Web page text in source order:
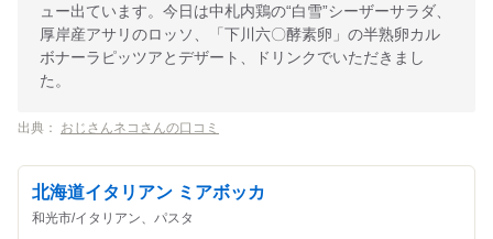
ュー出ています。今日は中札内鶏の“白雪”シーザーサラダ、
厚岸産アサリのロッソ、「下川六〇酵素卵」の半熟卵カル
ボナーラピッツアとデザート、ドリンクでいただきまし
た。
出典： おじさんネコさんの口コミ
北海道イタリアン ミアボッカ
和光市/イタリアン、パスタ